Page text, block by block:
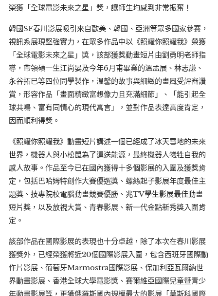
榮獲「全球電影未來之星」獎，讓師生均感到非常振奮！
韓國SF春川影展吸引來自歐美、韓國、亞洲等眾多國家參賽，
視訊系展現堅強實力，在眾多作品中以《照耀你照耀我》榮獲
「全球電影未來之星」獎，該部獲獎動畫短片由劉勇明老師指
導，帶領碩一生江尚晏及今年6月甫畢業的溫孟展、林志謙、
永谷拓巳等四位同學製作，溫馨的故事與細緻的畫風受評審讚
賞，形容作品「畫面精緻富想像力且充滿細節」、「能引起全
球共鳴、富有同情心的現代寓言」，並對作品表達高度肯定，
因而順利得獎。
《照耀你照耀我》動畫短片講述一個已經成了冰天雪地的未來
世界，機器人與小松鼠為了運送能源，最終機器人犧牲自我的
感人故事。作品至今已在國內獲得十多個影展的入圍及獲獎肯
定，包括巴哈姆特創作大賽優選獎、螺絲起子影展年度最佳主
題獎、技專院校電腦動畫競賽優勝、兆TV學生影展最佳動畫
短片獎，以及放視大賞、青春影展、新一代金點新秀獎入圍肯
定。
該部作品在國際影展的表現也十分卓越，除了本次在春川影展
獲獎外，已經榮獲將近20個國際影展入圍，包含西班牙國際動
作片影展、葡萄牙Marmostra國際影展、保加利亞瓦爾納世
界動畫影展、香港全球大學電影獎、賽爾維亞國際兒童暨青少
年動畫影展等，更獲俄羅斯國內規模最大的影展「莫斯科國際